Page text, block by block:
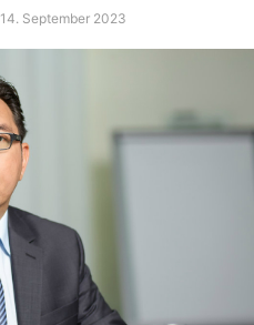
14. September 2023